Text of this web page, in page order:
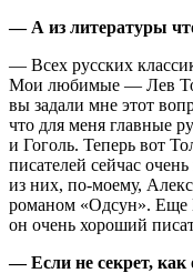
— А из литературы
— Всех русских
Мои любимые — Лев
вы задали мне этот
что для меня главные
и Гоголь. Теперь вот
писателей сейчас
из них, по-моему,
романом «Одсун».
он очень хороший
— Если не секрет, как